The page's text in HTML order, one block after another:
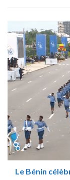
Le Bénin